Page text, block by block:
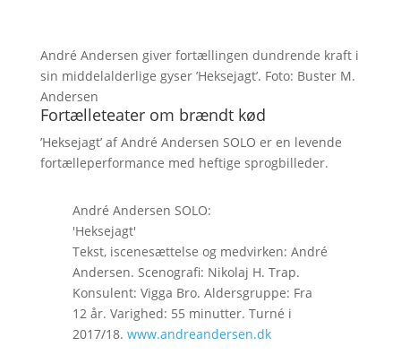
André Andersen giver fortællingen dundrende kraft i
sin middelalderlige gyser ’Heksejagt’. Foto: Buster M.
Andersen
Fortælleteater om brændt kød
’Heksejagt’ af André Andersen SOLO er en levende
fortælleperformance med heftige sprogbilleder.
André Andersen SOLO:
'Heksejagt'
Tekst, iscenesættelse og medvirken: André
Andersen. Scenografi: Nikolaj H. Trap.
Konsulent: Vigga Bro. Aldersgruppe: Fra
12 år. Varighed: 55 minutter. Turné i
2017/18. www.andreandersen.dk